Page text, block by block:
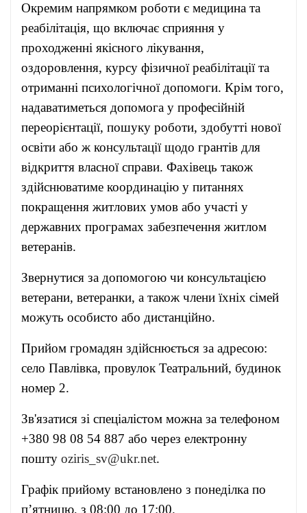
Окремим напрямком роботи є медицина та
реабілітація, що включає сприяння у
проходженні якісного лікування,
оздоровлення, курсу фізичної реабілітації та
отриманні психологічної допомоги. Крім того,
надаватиметься допомога у професійній
переорієнтації, пошуку роботи, здобутті нової
освіти або ж консультації щодо грантів для
відкриття власної справи. Фахівець також
здійснюватиме координацію у питаннях
покращення житлових умов або участі у
державних програмах забезпечення житлом
ветеранів.
Звернутися за допомогою чи консультацією
ветерани, ветеранки, а також члени їхніх сімей
можуть особисто або дистанційно.
Прийом громадян здійснюється за адресою:
село Павлівка, провулок Театральний, будинок
номер 2.
Зв'язатися зі спеціалістом можна за телефоном
+380 98 08 54 887 або через електронну
пошту oziris_sv@ukr.net.
Графік прийому встановлено з понеділка по
п’ятницю, з 08:00 до 17:00.